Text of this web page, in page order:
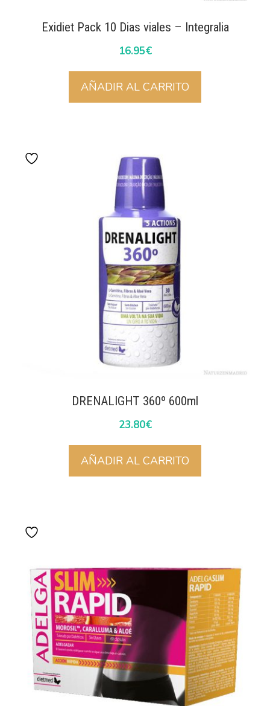
Exidiet Pack 10 Dias viales – Integralia
16.95€
AÑADIR AL CARRITO
DRENALIGHT 360º 600ml
23.80€
AÑADIR AL CARRITO